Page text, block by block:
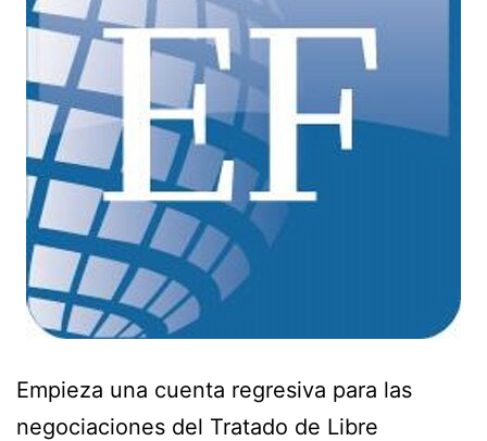
Empieza una cuenta regresiva para las
negociaciones del Tratado de Libre